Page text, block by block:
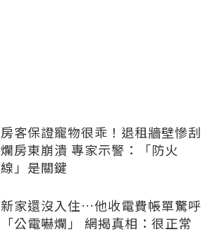
房客保證寵物很乖！退租牆壁慘刮
爛房東崩潰 專家示警：「防火
線」是關鍵
新家還沒入住…他收電費帳單驚呼
「公電嚇爛」 網揭真相：很正常